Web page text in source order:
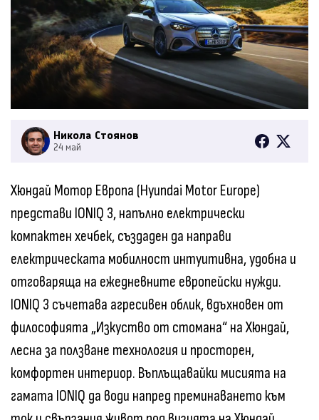
Никола Стоянов
24 май
Хюндай Мотор Европа (Hyundai Motor Europe)
представи IONIQ 3, напълно електрически
компактен хечбек, създаден да направи
електрическата мобилност интуитивна, удобна и
отговаряща на ежедневните европейски нужди.
IONIQ 3 съчетава агресивен облик, вдъхновен от
философията „Изкуство от стомана“ на Хюндай,
лесна за ползване технология и просторен,
комфортен интериор. Въплъщавайки мисията на
гамата IONIQ да води напред преминаването към